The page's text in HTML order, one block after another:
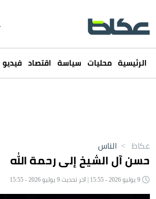
الرئيسية محليات سياسة اقتصاد فيديو
عكاظ > الناس
حسن آل الشيخ إلى رحمة الله